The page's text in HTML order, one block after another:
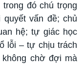
đó chú trọng
vấn đề; chủ
hệ; tự giác học
lỗi – tự chịu trách
chờ đợi mà